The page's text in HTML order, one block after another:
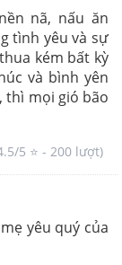
nã, nấu ăn
tình yêu và sự
kém bất kỳ
và bình yên
thì mọi gió bão
5 ⭐ - 200 lượt)
yêu quý của